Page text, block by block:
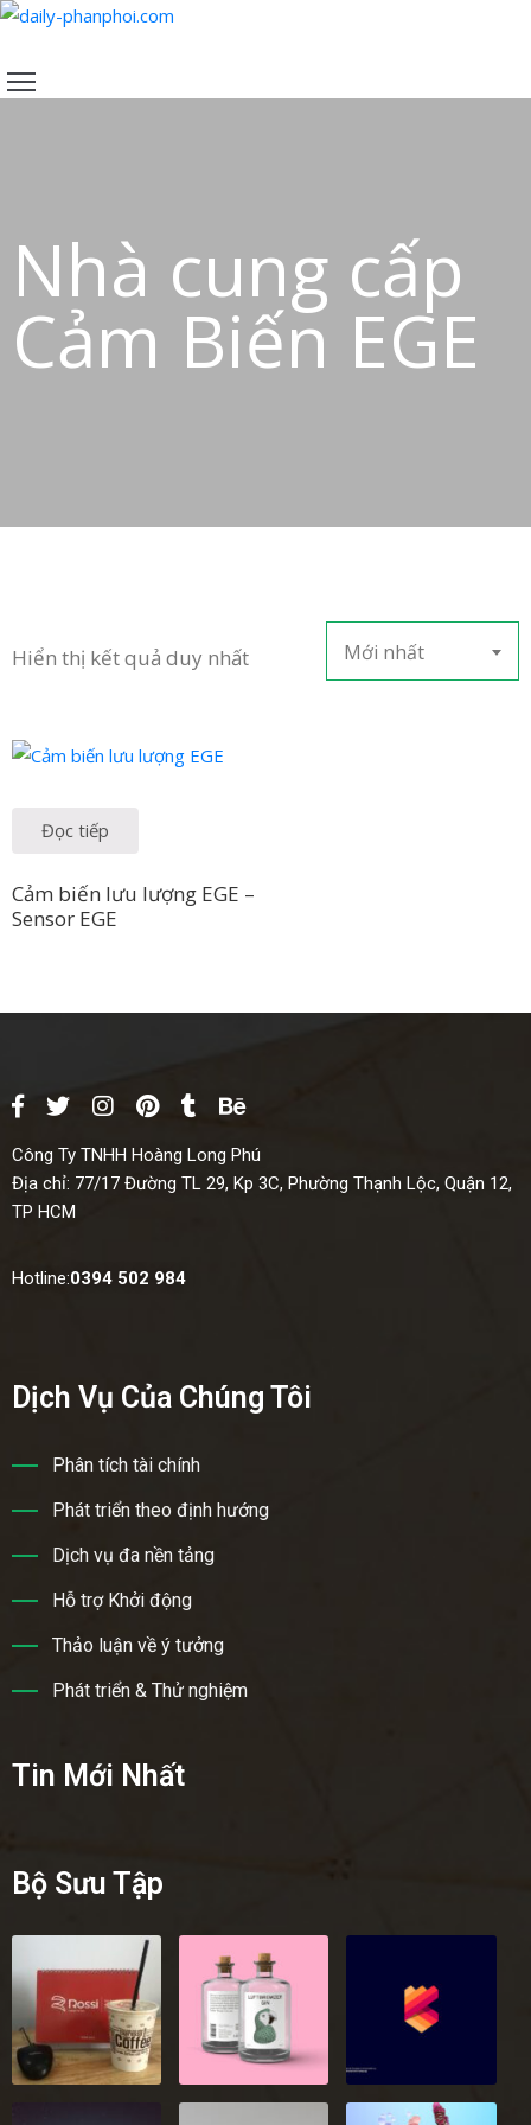
TRANG
SÁCH
VỀ
CHÚNG
TÔI
Nhà cung cấp
Cảm Biến EGE
Hiển thị kết quả duy nhất Mới nhất
Đọc tiếp
Cảm biến lưu lượng EGE –
Sensor EGE
Công Ty TNHH Hoàng Long Phú
Địa chỉ: 77/17 Đường TL 29, Kp 3C, Phường Thạnh Lộc, Quận 12,
TP HCM
Hotline:0394 502 984
Dịch Vụ Của Chúng Tôi
Phân tích tài chính
Phát triển theo định hướng
Dịch vụ đa nền tảng
Hỗ trợ Khởi động
Thảo luận về ý tưởng
Phát triển & Thử nghiệm
Tin Mới Nhất
Bộ Sưu Tập